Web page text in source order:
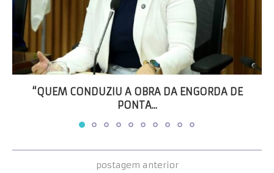
“QUEM CONDUZIU A OBRA DA ENGORDA DE
PONTA...
postagem anterior